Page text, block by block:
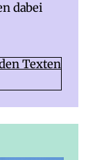
dabei
Texten